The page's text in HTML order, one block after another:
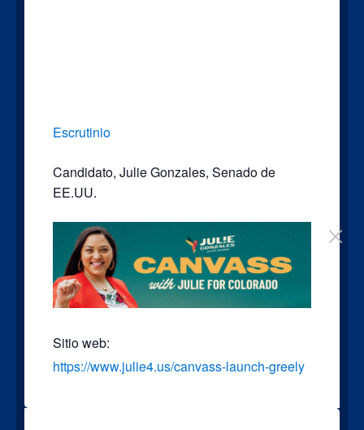
Escrutinio
Candidato, Julie Gonzales, Senado de
EE.UU.
Sitio web:
https://www.julie4.us/canvass-launch-greely